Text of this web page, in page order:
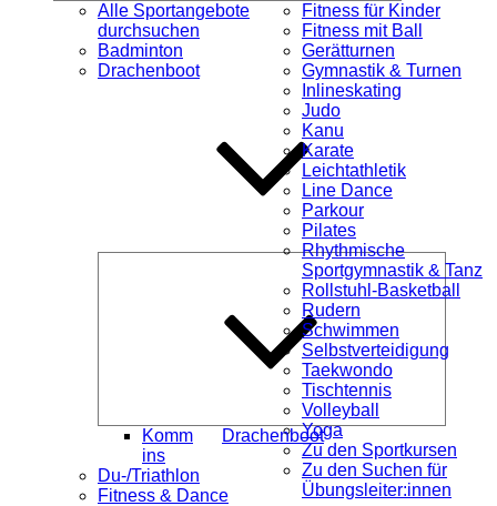
Alle Sportangebote
durchsuchen
Badminton
Drachenboot
öffnen
Komm
ins
Drachenboot
Du-/Triathlon
Fitness & Dance
Fitness für Kinder
Fitness mit Ball
Gerätturnen
Gymnastik & Turnen
Inlineskating
Judo
Kanu
Karate
Leichtathletik
Line Dance
Parkour
Pilates
Rhythmische
Sportgymnastik & Tanz
Rollstuhl-Basketball
Rudern
Schwimmen
Selbstverteidigung
Taekwondo
Tischtennis
Volleyball
Yoga
Zu den Sportkursen
Zu den Suchen für
Übungsleiter:innen